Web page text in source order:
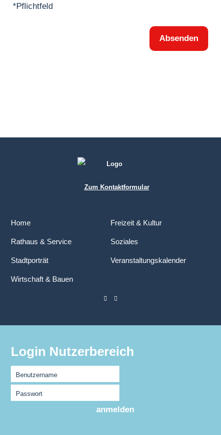
*Pflichtfeld
Absenden
Zum Kontaktformular
Home
Rathaus & Service
Stadtporträt
Wirtschaft & Bauen
Freizeit & Kultur
Soziales
Veranstaltungskalender
Login Nutzerbereich
Benutzername
Passwort
anmelden